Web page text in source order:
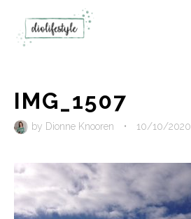
IMG_1507
by Dionne Knooren • 10/10/2020